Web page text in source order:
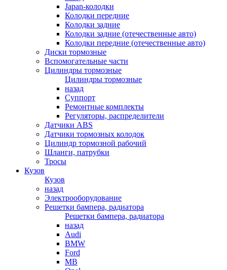
Japan-колодки
Колодки передние
Колодки задние
Колодки задние (отечественные авто)
Колодки передние (отечественные авто)
Диски тормозные
Вспомогательные части
Цилиндры тормозные
Цилиндры тормозные
назад
Суппорт
Ремонтные комплекты
Регуляторы, распределители
Датчики ABS
Датчики тормозных колодок
Цилиндр тормозной рабочий
Шланги, патрубки
Тросы
Кузов
Кузов
назад
Электрооборудование
Решетки бампера, радиатора
Решетки бампера, радиатора
назад
Audi
BMW
Ford
MB